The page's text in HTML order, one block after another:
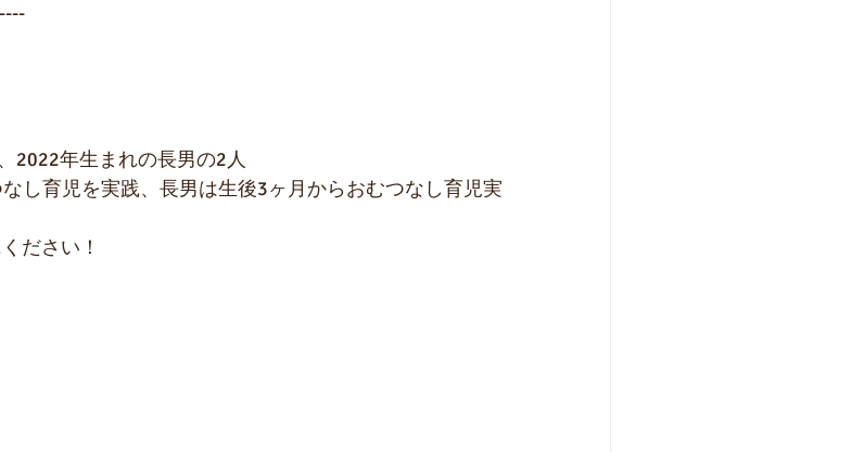
2022年生まれの長男の2人
し育児を実践、長男は生後3ヶ月からおむつなし育児実
ださい！